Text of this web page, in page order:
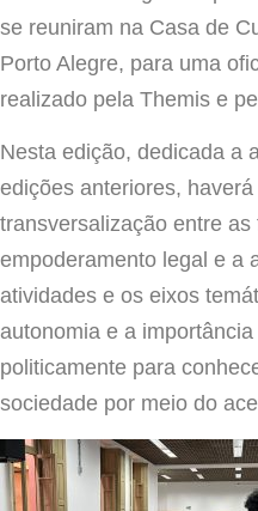
se reuniram na Casa de
Porto Alegre, para uma
realizado pela Themis e
Nesta edição, dedicada a
edições anteriores,
transversalização entre
empoderamento legal e a
atividades e os eixos
autonomia e a
politicamente para
sociedade por meio do